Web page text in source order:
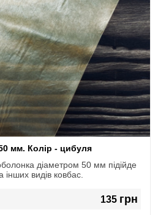
мм. Колір - цибуля
діаметром 50 мм підійде
135 грн